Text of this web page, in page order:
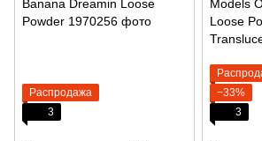
Распродажа
3
−33%
3